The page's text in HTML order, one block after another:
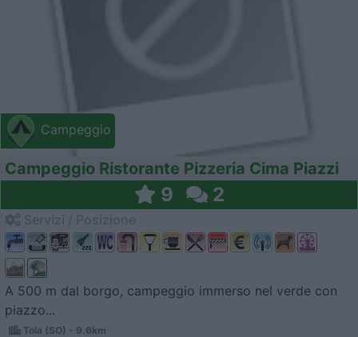
Campeggio
Campeggio Ristorante Pizzeria Cima Piazzi
9 2
A 500 m dal borgo, campeggio immerso nel verde con
piazzo...
Tola (SO) - 9.6km